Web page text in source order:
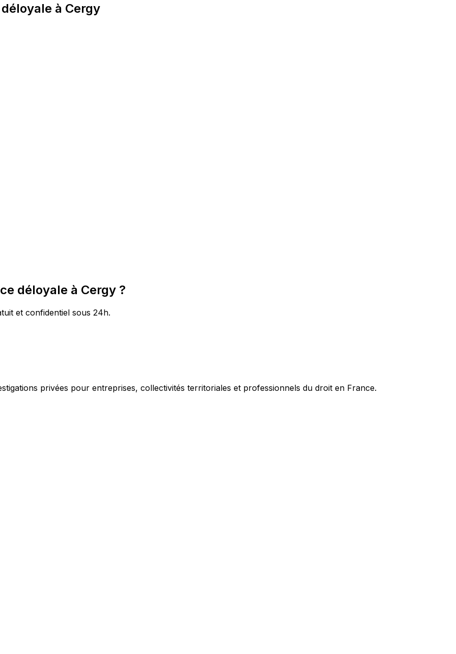
à Cergy
déloyale à Cergy ?
et confidentiel sous 24h.
privées pour entreprises, collectivités territoriales et professionnels du droit en France.